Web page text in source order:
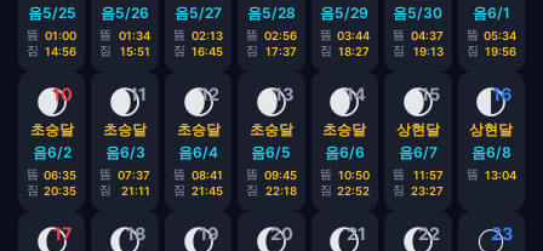
음5/25
뜸 01:00
짐 14:56
음5/26
뜸
01:34
짐
15:51
음5/27
뜸 02:13
짐 16:45
음5/28
뜸 02:56
짐
17:37
음5/29
뜸 03:44
짐 18:27
음5/30
뜸 04:37
짐
19:13
음6/1
뜸 05:34
짐 19:56
10
🌒
초승달
음6/2
뜸 06:35
짐 20:35
11
🌒
초승달
음6/3
뜸 07:37
짐
21:11
12
🌒
초승달
음6/4
뜸 08:41
짐 21:45
13
🌒
초승달
음6/5
뜸 09:45
짐
22:18
14
🌒
초승달
음6/6
뜸 10:50
짐 22:52
15
🌒
상현달
음6/7
뜸
11:57
짐 23:27
16
🌓
상현달
음6/8
뜸 13:04
17
🌔 18
🌔 19
🌔 20
🌔 21
🌔 22
🌔 23
🌕